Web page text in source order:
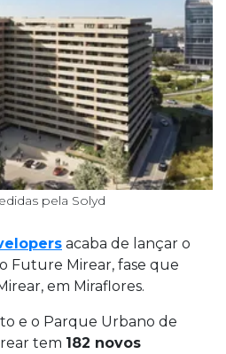
pela Solyd
acaba de lançar o
Future Mirear, fase que
em Miraflores.
e o Parque Urbano de
tem 182 novos